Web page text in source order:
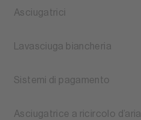
Asciugatrici
Lavasciuga biancheria
Sistemi di pagamento
Asciugatrice a ricircolo d’aria